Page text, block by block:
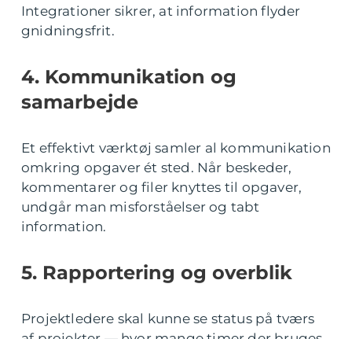
Integrationer sikrer, at information flyder
gnidningsfrit.
4. Kommunikation og
samarbejde
Et effektivt værktøj samler al kommunikation
omkring opgaver ét sted. Når beskeder,
kommentarer og filer knyttes til opgaver,
undgår man misforståelser og tabt
information.
5. Rapportering og overblik
Projektledere skal kunne se status på tværs